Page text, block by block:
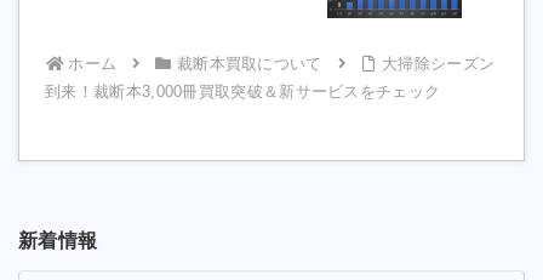
ホーム 裁断本買取について
大掃除シーズン
到来！裁断本3,000冊買取突破＆新サービスをチェック
新着情報